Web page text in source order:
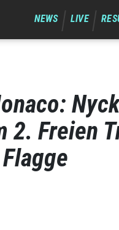
NEWS LIVE
2. Freien